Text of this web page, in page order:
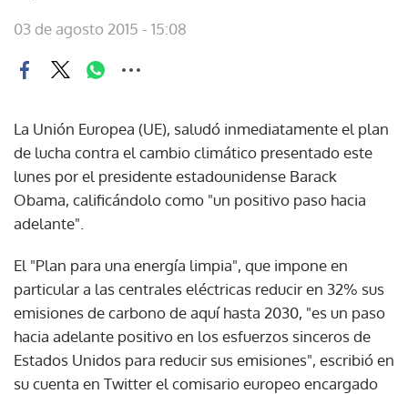
03 de agosto 2015 - 15:08
La Unión Europea (UE), saludó inmediatamente el plan
de lucha contra el cambio climático presentado este
lunes por el presidente estadounidense Barack
Obama, calificándolo como "un positivo paso hacia
adelante".
El "Plan para una energía limpia", que impone en
particular a las centrales eléctricas reducir en 32% sus
emisiones de carbono de aquí hasta 2030, "es un paso
hacia adelante positivo en los esfuerzos sinceros de
Estados Unidos para reducir sus emisiones", escribió en
su cuenta en Twitter el comisario europeo encargado